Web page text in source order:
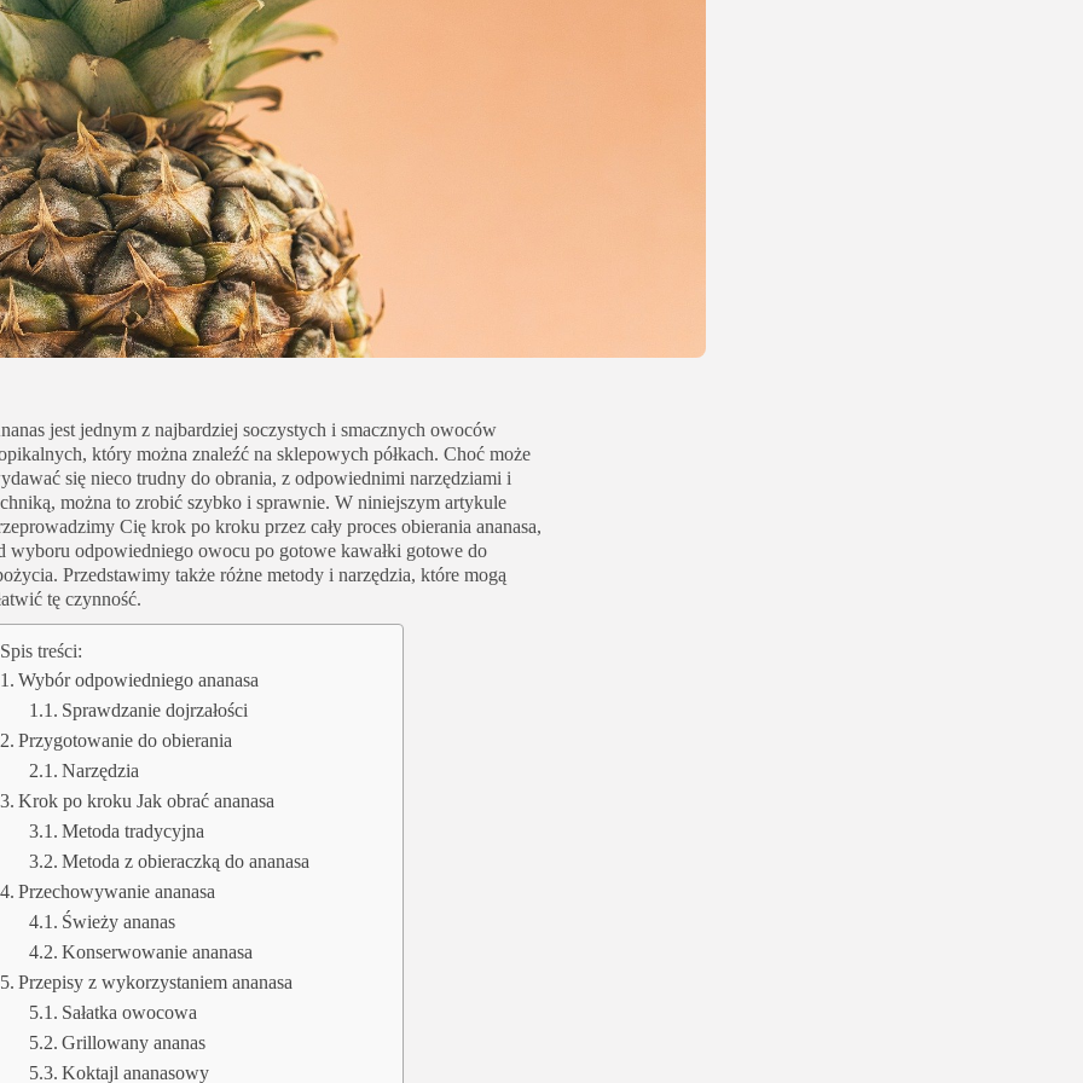
Uroda
Zakupy i opinie
Zdrowie
jest jednym z najbardziej soczystych i smacznych owoców
który można znaleźć na sklepowych półkach. Choć może
się nieco trudny do obrania, z odpowiednimi narzędziami i
można to zrobić szybko i sprawnie. W niniejszym artykule
Cię krok po kroku przez cały proces obierania ananasa,
wyboru odpowiedniego owocu po gotowe kawałki gotowe do
Przedstawimy także różne metody i narzędzia, które mogą
tę czynność.
Spis treści:
Wybór odpowiedniego ananasa
Sprawdzanie dojrzałości
Przygotowanie do obierania
Narzędzia
Krok po kroku Jak obrać ananasa
Metoda tradycyjna
Metoda z obieraczką do ananasa
Przechowywanie ananasa
Świeży ananas
Konserwowanie ananasa
Przepisy z wykorzystaniem ananasa
Sałatka owocowa
Grillowany ananas
Koktajl ananasowy